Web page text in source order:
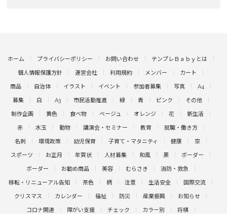
ホーム プライバシーポリシー お問い合わせ テンプレＢａｂｙとは
個人情報保護方針 運営会社 利用規約 メンバー カート
商品 自治体 イラスト イベント 参加者募集 写真 A4
募集 白 A3 市民活動推進 緑 青 ピンク その他
制作企画 黄色 食べ物 ベージュ オレンジ 花 新生活
赤 水玉 動物 講演会・セミナー 教育 就職・働き方
名刺 環境政策 幼児保育 子育て・マタニティ 健康 空
スポーツ お正月 年賀状 人材募集 和風 黒 ボーダー
ボーダー お勧め商品 美容 むらさき 消防・救急
移転・リニューアル告知 茶色 柄 注意 生活安全 国際交流
クリスマス カレンダー 福祉 防災 産業振興 お知らせ
コロナ関連 障がい支援 チェック カラー別 将棋